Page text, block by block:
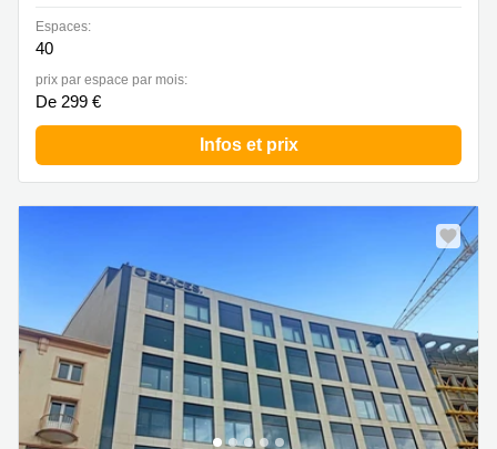
Espaces:
40
prix par espace par mois:
De 299 €
Infos et prix